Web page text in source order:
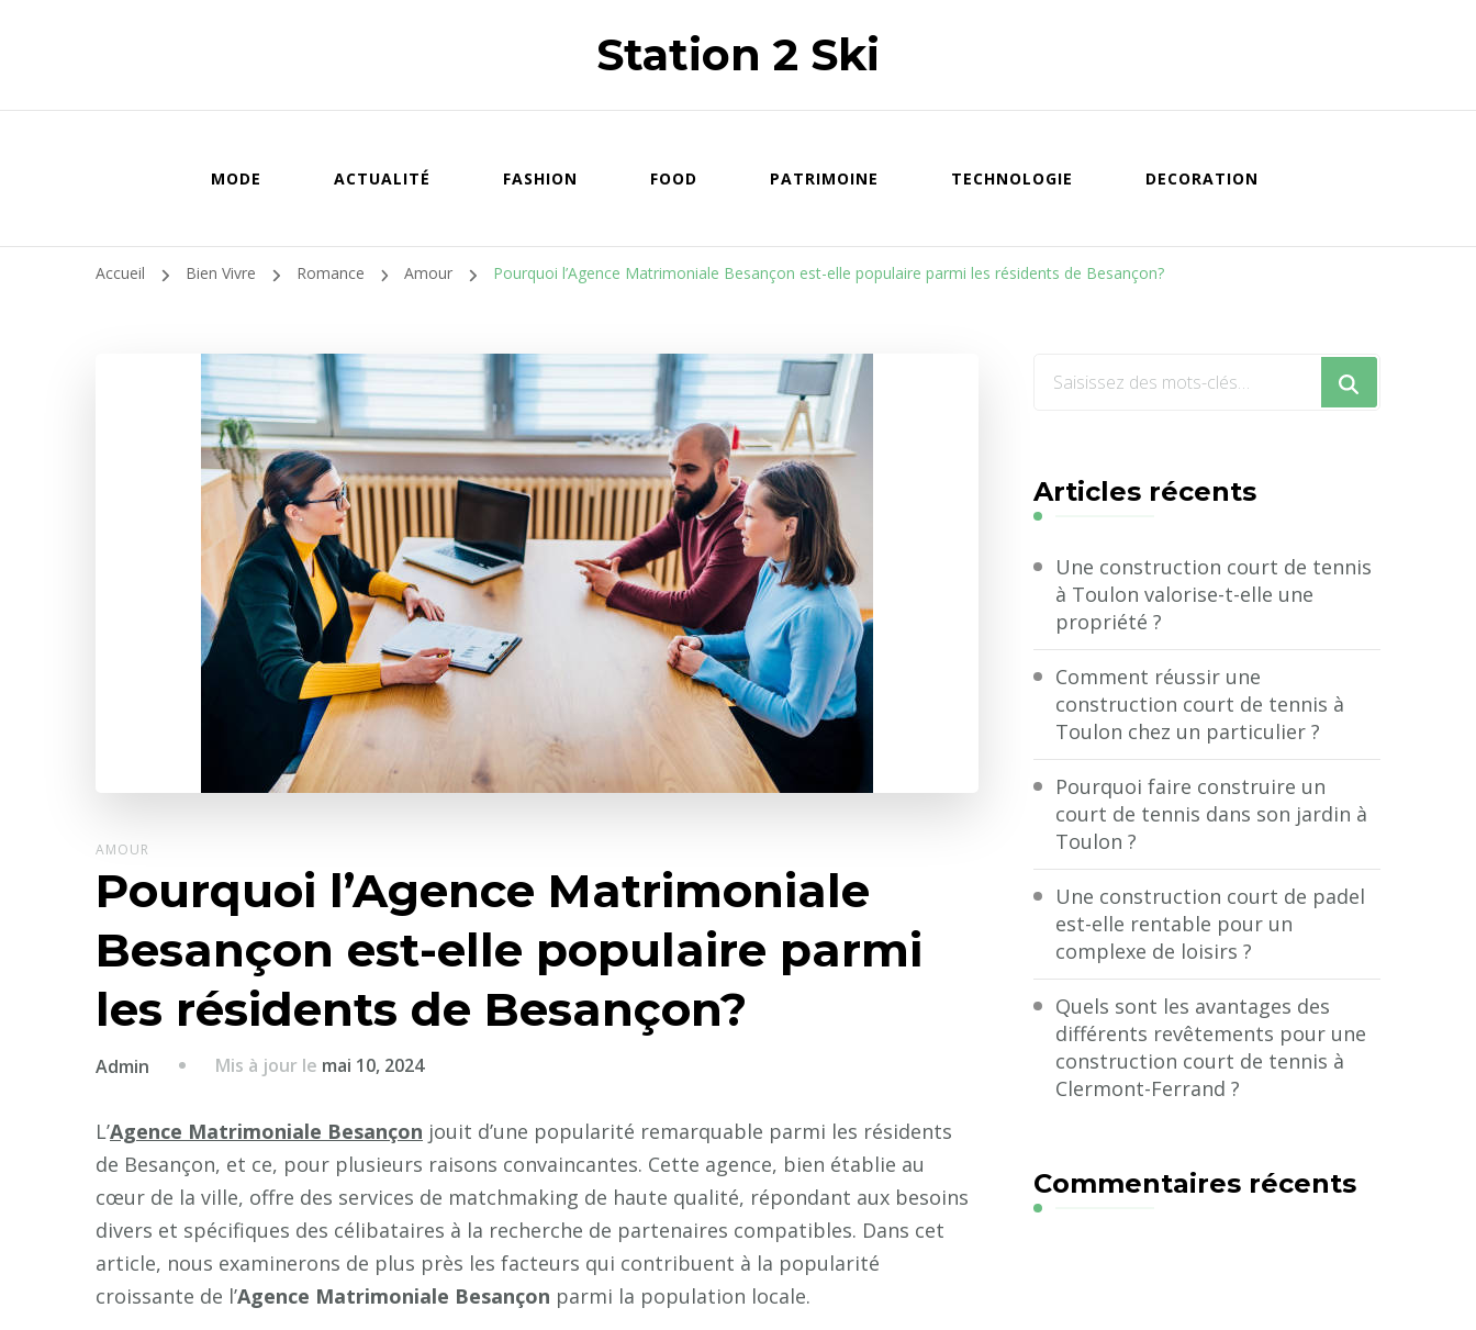
Station 2 Ski
MODE ACTUALITÉ FASHION FOOD PATRIMOINE TECHNOLOGIE DECORATION
Accueil Bien Vivre Romance Amour Pourquoi l’Agence Matrimoniale Besançon est-elle populaire parmi les résidents de Besançon?
AMOUR
Pourquoi l’Agence Matrimoniale
Besançon est-elle populaire parmi
les résidents de Besançon?
Admin Mis à jour le mai 10, 2024
L’Agence Matrimoniale Besançon jouit d’une popularité remarquable parmi les résidents
de Besançon, et ce, pour plusieurs raisons convaincantes. Cette agence, bien établie au
cœur de la ville, offre des services de matchmaking de haute qualité, répondant aux besoins
divers et spécifiques des célibataires à la recherche de partenaires compatibles. Dans cet
article, nous examinerons de plus près les facteurs qui contribuent à la popularité
croissante de l’Agence Matrimoniale Besançon parmi la population locale.
Vous
?
Articles récents
Une construction court de tennis
à Toulon valorise-t-elle une
propriété ?
Comment réussir une
construction court de tennis à
Toulon chez un particulier ?
Pourquoi faire construire un
court de tennis dans son jardin à
Toulon ?
Une construction court de padel
est-elle rentable pour un
complexe de loisirs ?
Quels sont les avantages des
différents revêtements pour une
construction court de tennis à
Clermont-Ferrand ?
Commentaires récents